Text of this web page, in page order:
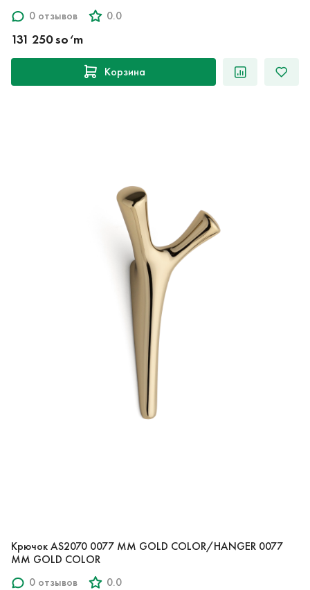
0 отзывов
0.0
131 250 so‘m
Корзина
Крючок AS2070 0077 MM GOLD COLOR/HANGER 0077
MM GOLD COLOR
0 отзывов
0.0